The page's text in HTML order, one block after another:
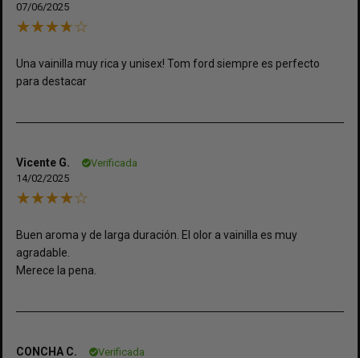
07/06/2025
Una vainilla muy rica y unisex! Tom ford siempre es perfecto
para destacar
Vicente G.
Verificada
14/02/2025
Buen aroma y de larga duración. El olor a vainilla es muy
agradable.
Merece la pena.
CONCHA C.
Verificada